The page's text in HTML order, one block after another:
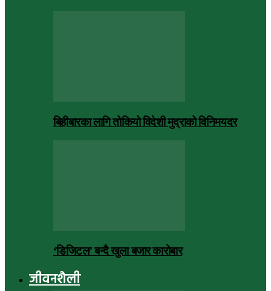
बिहीबारका लागि तोकियो विदेशी मुद्राको विनिमयदर
‘डिजिटल’ बन्दै खुला बजार कारोबार
जीवनशैली